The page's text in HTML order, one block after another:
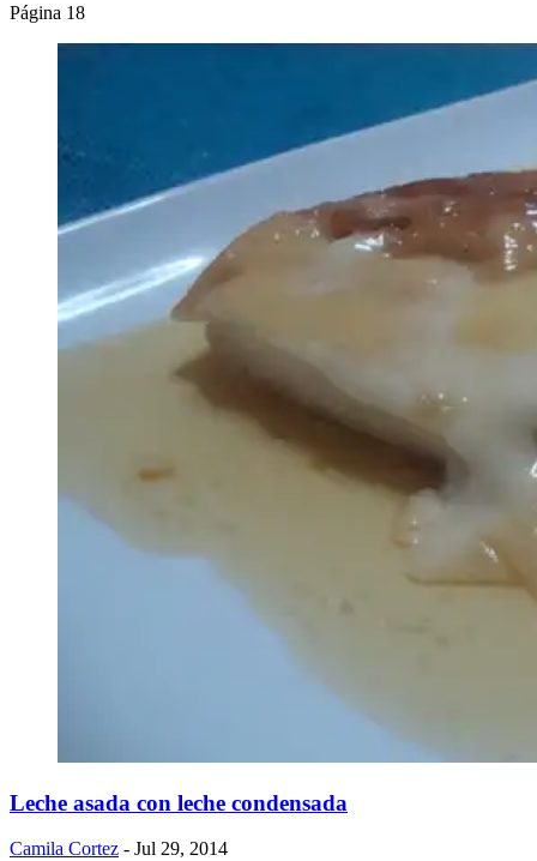
Página 18
Leche asada con leche condensada
Camila Cortez - Jul 29, 2014